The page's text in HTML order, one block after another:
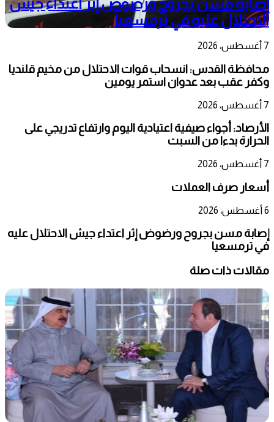
إصابة مسن بجروح ورضوض إثر اعتداء جيش
الاحتلال عليه في ترمسعيا
7 أغسطس، 2026
محافظة القدس: انسحاب قوات الاحتلال من مخيم قلنديا
وكفر عقب بعد عدوان استمر يومين
7 أغسطس، 2026
الأرصاد: أجواء صيفية اعتيادية اليوم وارتفاع تدريجي على
الحرارة بدءا من السبت
7 أغسطس، 2026
أسعار صرف العملات
6 أغسطس، 2026
إصابة مسن بجروح ورضوض إثر اعتداء جيش الاحتلال عليه
في ترمسعيا
مقالات ذات صلة